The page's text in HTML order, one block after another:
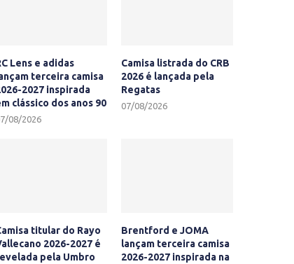
Lens e adidas
terceira camisa
2027 inspirada
clássico dos anos 90
08/2026
Camisa listrada do CRB
2026 é lançada pela
Regatas
07/08/2026
titular do Rayo
2026-2027 é
pela Umbro
Brentford e JOMA
lançam terceira camisa
2026-2027 inspirada na